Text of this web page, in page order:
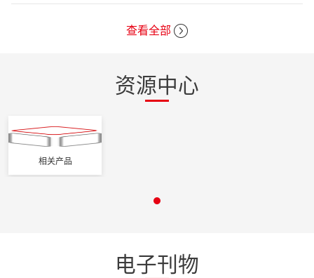
查看全部
资源中心
相关产品
电子刊物